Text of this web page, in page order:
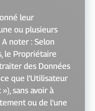
leur
ou plusieurs
noter : Selon
le Propriétaire
des Données
que l’Utilisateur
sans avoir à
ou de l’une